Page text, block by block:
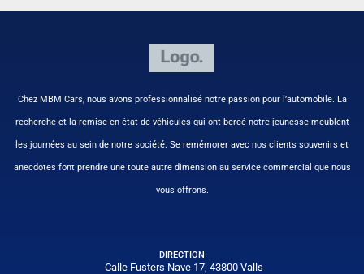
Chez MBM Cars, nous avons professionnalisé notre passion pour l’automobile. La
recherche et la remise en état de véhicules qui ont bercé notre jeunesse meublent
les journées au sein de notre société. Se remémorer avec nos clients souvenirs et
anecdotes font prendre une toute autre dimension au service commercial que nous
vous offrons.
DIRECTION
Calle Fusters Nave 17, 43800 Valls